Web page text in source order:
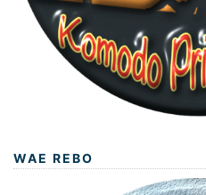
WAE REBO